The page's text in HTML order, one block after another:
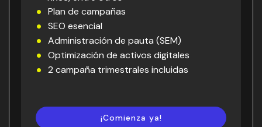
Plan de campañas
SEO esencial
Administración de pauta (SEM)
Optimización de activos digitales
2 campaña trimestrales incluidas
¡Comienza ya!